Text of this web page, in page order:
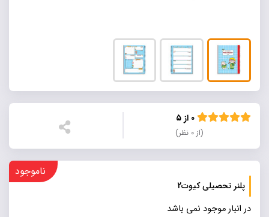
(از ۰ نظر)
پلنر تحصیلی کیوت2
ناموجود
در انبار موجود نمی باشد